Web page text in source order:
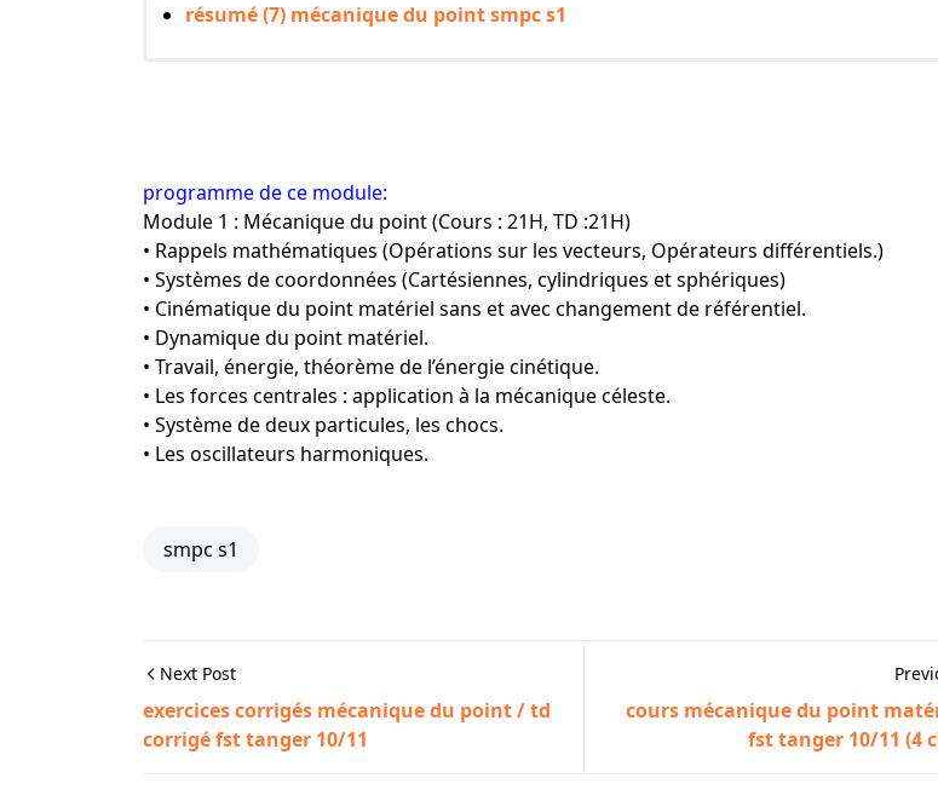
résumé (7) mécanique du point smpc s1
programme de ce module:
Module 1 : Mécanique du point (Cours : 21H, TD :21H)
• Rappels mathématiques (Opérations sur les vecteurs, Opérateurs différentiels.)
• Systèmes de coordonnées (Cartésiennes, cylindriques et sphériques)
• Cinématique du point matériel sans et avec changement de référentiel.
• Dynamique du point matériel.
• Travail, énergie, théorème de l’énergie cinétique.
• Les forces centrales : application à la mécanique céleste.
• Système de deux particules, les chocs.
• Les oscillateurs harmoniques.
smpc s1
Next Post
exercices corrigés mécanique du point / td
corrigé fst tanger 10/11
cours mécanique du point
fst tanger 10/11 (4